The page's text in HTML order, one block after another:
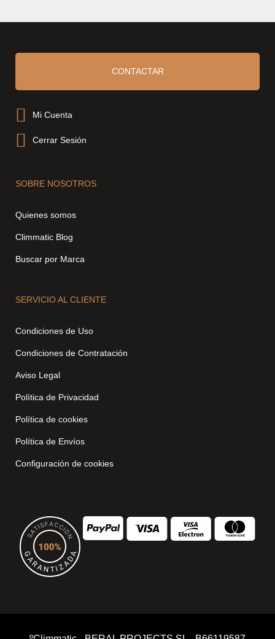
CONTACTAR
Mi Cuenta
Cerrar Sesión
SOBRE NOSOTROS
Quienes somos
Climmatic Blog
Buscar por Marca
SERVICIO AL CLIENTE
Condiciones de Uso
Condiciones de Contratación
Aviso Legal
Política de Privacidad
Política de cookies
Política de Envíos
Configuración de cookies